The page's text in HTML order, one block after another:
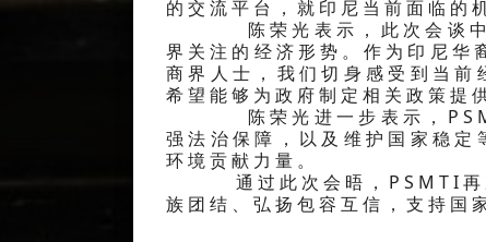
的交流平台，就印尼当前面临的
陈荣光表示，此次会谈中，
界关注的经济形势。作为印尼华
商界人士，我们切身感受到当前
希望能够为政府制定相关政策提
陈荣光进一步表示，PSMTI
强法治保障，以及维护国家稳
环境贡献力量。
通过此次会晤，PSMTI再次
族团结、弘扬包容互信，支持国